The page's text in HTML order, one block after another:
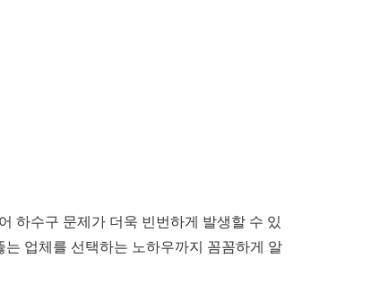
하수구 문제가 더욱 빈번하게 발생할 수 있
업체를 선택하는 노하우까지 꼼꼼하게 알